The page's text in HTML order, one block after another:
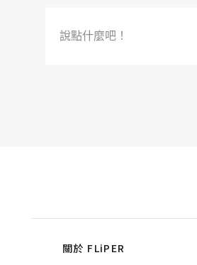
說點什麼吧！
關於 FLiPER